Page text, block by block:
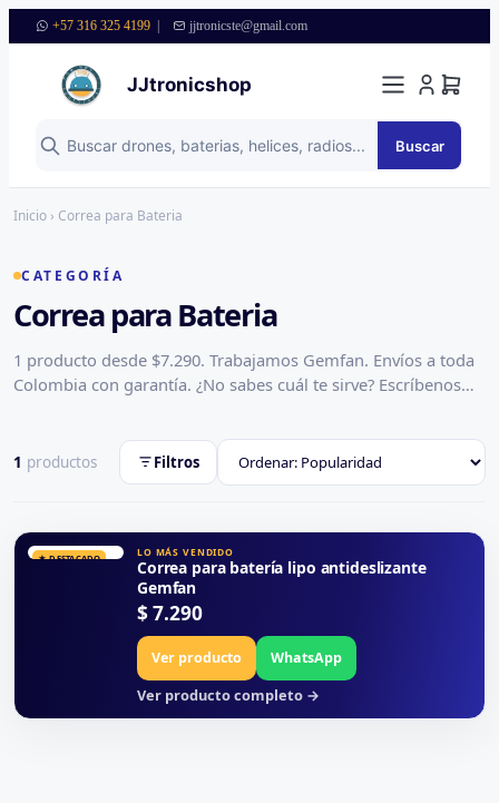
+57 316 325 4199 jjtronicste@gmail.com
JJtronicshop
Buscar
Inicio › Correa para Bateria
CATEGORÍA
Correa para Bateria
1 producto desde $7.290. Trabajamos Gemfan. Envíos a toda
Colombia con garantía. ¿No sabes cuál te sirve? Escríbenos
1 productos Filtros
★ DESTACADO LO MÁS VENDIDO
Correa para batería lipo antideslizante
Gemfan
$7.290
Ver producto WhatsApp
Ver producto completo →